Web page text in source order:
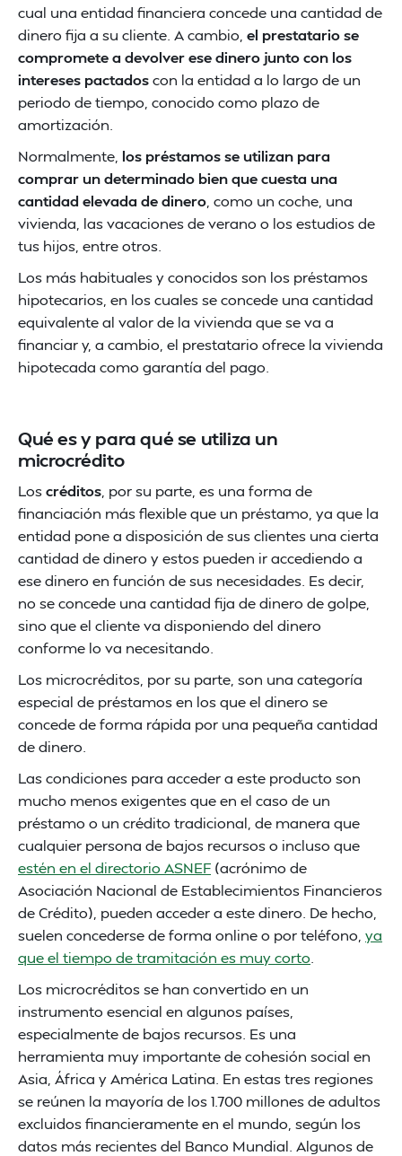
cual una entidad financiera concede una cantidad de
dinero fija a su cliente. A cambio, el prestatario se
compromete a devolver ese dinero junto con los
intereses pactadoscon la entidad a lo largo de un
periodo de tiempo, conocido como plazo de
amortización.
Normalmente, los préstamos se utilizan para
comprar un determinado bien que cuesta una
cantidad elevada de dinero , como un coche, una
vivienda, las vacaciones de verano o los estudios de
tus hijos, entre otros.
Los más habituales y conocidos son los préstamos
hipotecarios, en los cuales se concede una cantidad
equivalente al valor de la vivienda que se va a
financiar y, a cambio, el prestatario ofrece la vivienda
hipotecada como garantía del pago.
Qué es y para qué se utiliza un
microcrédito
Loscréditos , por su parte, es una forma de
financiación más flexible que un préstamo, ya que la
entidad pone a disposición de sus clientes una cierta
cantidad de dinero y estos pueden ir accediendo a
ese dinero en función de sus necesidades. Es decir,
no se concede una cantidad fija de dinero de golpe,
sino que el cliente va disponiendo del dinero
conforme lo va necesitando.
Los microcréditos, por su parte, son una categoría
especial de préstamos en los que el dinero se
concede de forma rápida por una pequeña cantidad
de dinero.
Las condiciones para acceder a este producto son
mucho menos exigentes que en el caso de un
préstamo o un crédito tradicional, de manera que
cualquier persona de bajos recursos o incluso que
estén en el directorio ASNEF (acrónimo de
Asociación Nacional de Establecimientos Financieros
de Crédito), pueden acceder a este dinero. De hecho,
suelen concederse de forma online o por teléfono, ya
que el tiempo de tramitación es muy corto
Los microcréditos se han convertido en un
instrumento esencial en algunos países,
especialmente de bajos recursos. Es una
herramienta muy importante de cohesión social en
Asia, África y América Latina. En estas tres regiones
se reúnen la mayoría de los 1.700 millones de adultos
excluidos financieramente en el mundo, según los
datos más recientes del Banco Mundial. Algunos de